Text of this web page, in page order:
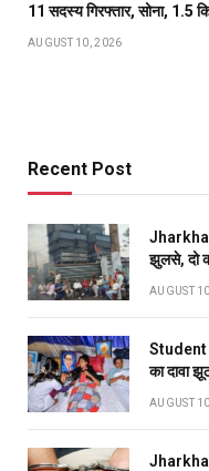
11 सदस्य गिरफ्तार, सोना, 1.5
AUGUST 10, 2026
Recent Post
झुलसे, दो
AUGUST
Student
का दावा
AUGUST